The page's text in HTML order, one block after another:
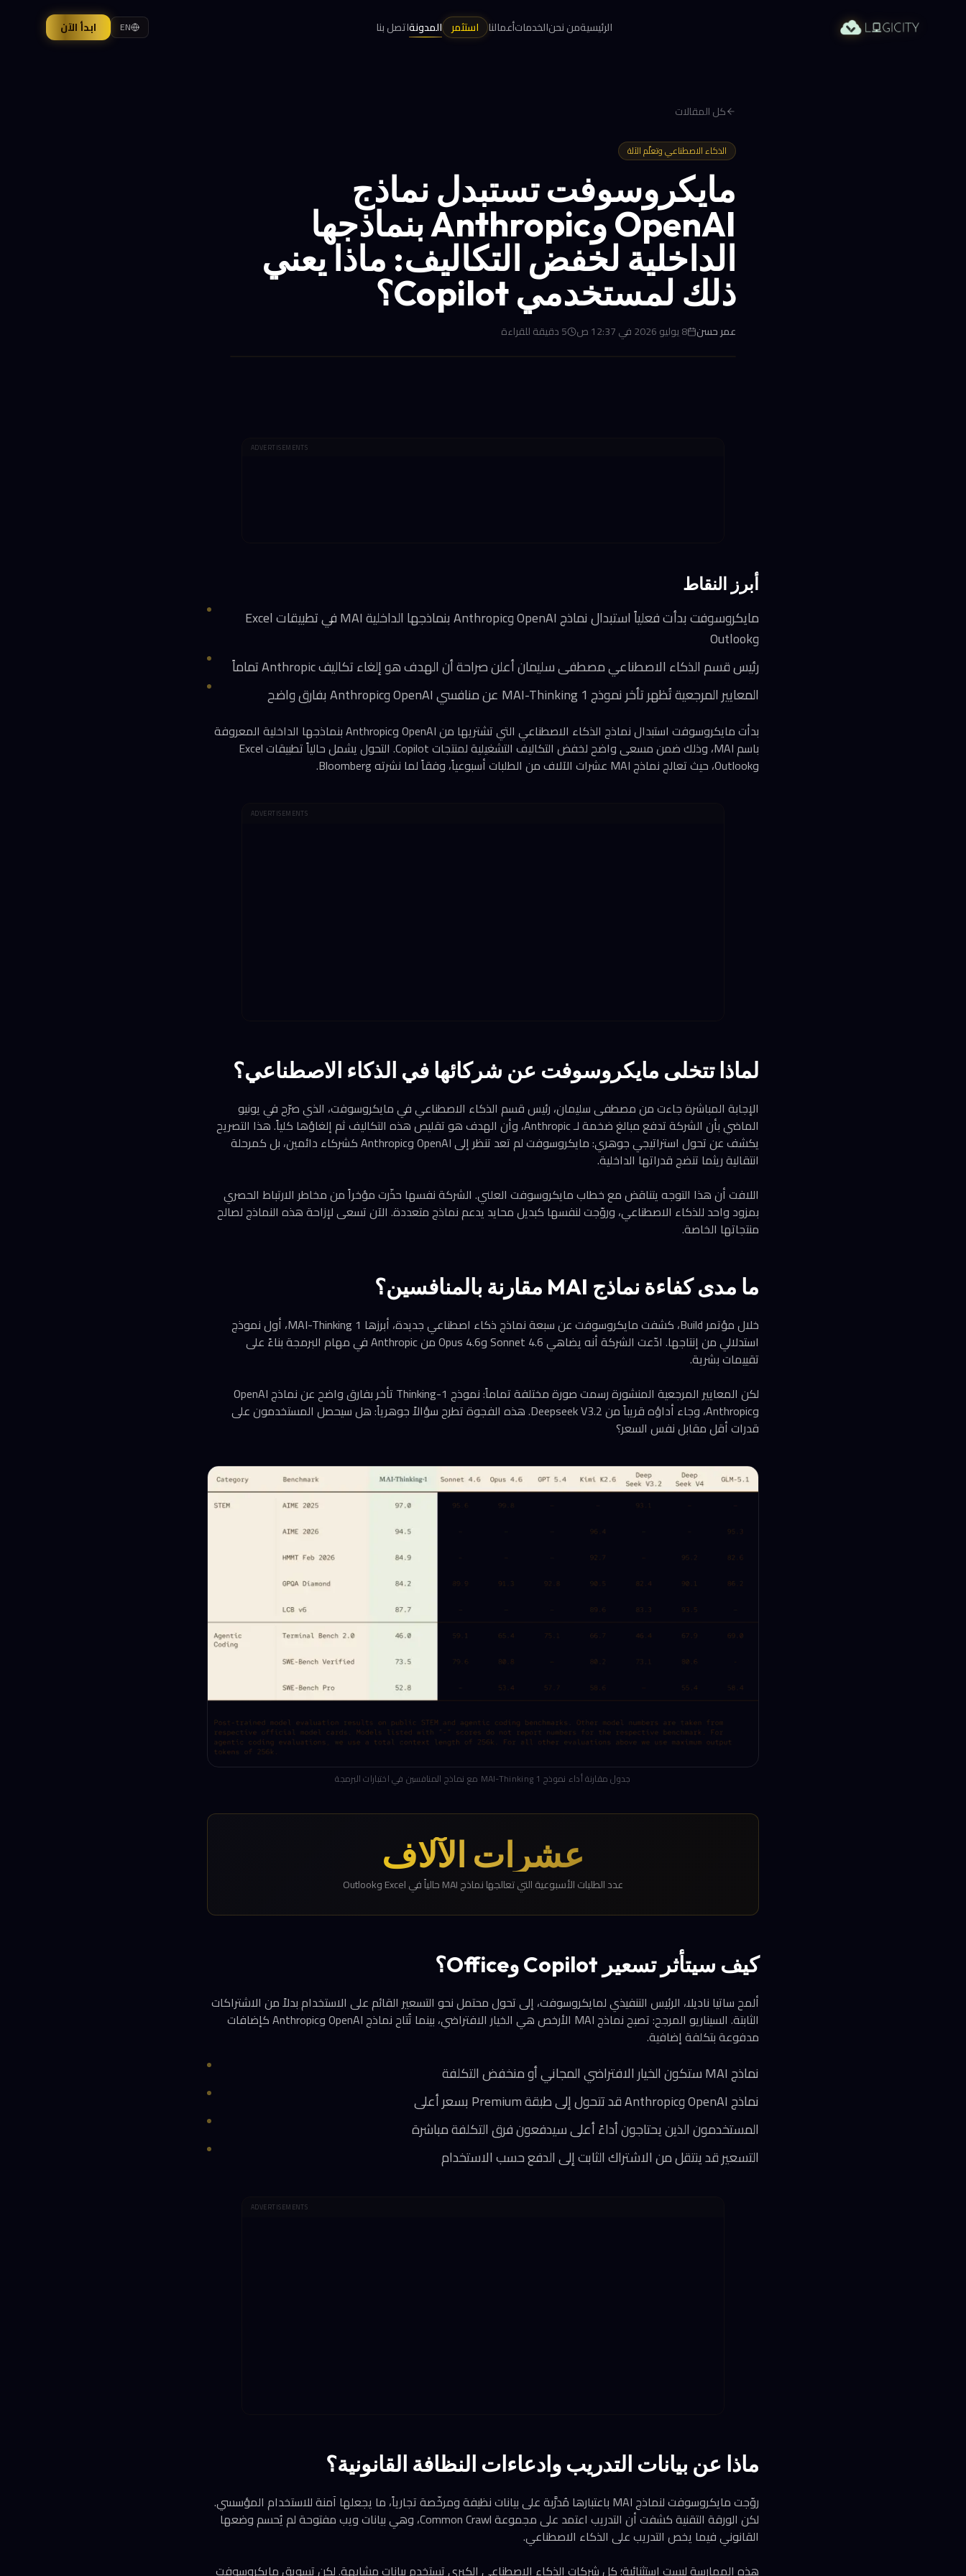
الرئيسيةمن نحنالخدماتأعمالنا استثمر المدونةاتصل بنا EN ابدأ الآن
كل المقالات
الذكاء الاصطناعي وتعلّم الآلة
مايكروسوفت تستبدل نماذج
OpenAI وAnthropic بنماذجها
الداخلية لخفض التكاليف: ماذا يعني
ذلك لمستخدمي Copilot؟
عمر حسن 8 يوليو 2026 في 12:37 ص 5دقيقة للقراءة
ADVERTISEMENTS
أبرز النقاط
مايكروسوفت بدأت فعلياً استبدال نماذج OpenAI وAnthropic بنماذجها الداخلية MAI في تطبيقات Excel
وOutlook
رئيس قسم الذكاء الاصطناعي مصطفى سليمان أعلن صراحة أن الهدف هو إلغاء تكاليف Anthropic تماماً
المعايير المرجعية تُظهر تأخر نموذج MAI-Thinking 1 عن منافسي OpenAI وAnthropic بفارق واضح
بدأت مايكروسوفت استبدال نماذج الذكاء الاصطناعي التي تشتريها من OpenAI وAnthropic بنماذجها الداخلية المعروفة
باسم MAI، وذلك ضمن مسعى واضح لخفض التكاليف التشغيلية لمنتجات Copilot. التحول يشمل حالياً تطبيقات Excel
وOutlook، حيث تعالج نماذج MAI عشرات الآلاف من الطلبات أسبوعياً، وفقاً لما نشرته Bloomberg.
ADVERTISEMENTS
لماذا تتخلى مايكروسوفت عن شركائها في الذكاء الاصطناعي؟
الإجابة المباشرة جاءت من مصطفى سليمان، رئيس قسم الذكاء الاصطناعي في مايكروسوفت، الذي صرّح في يونيو
الماضي بأن الشركة تدفع مبالغ ضخمة لـ Anthropic، وأن الهدف هو تقليص هذه التكاليف ثم إلغاؤها كلياً. هذا التصريح
يكشف عن تحول استراتيجي جوهري: مايكروسوفت لم تعد تنظر إلى OpenAI وAnthropic كشركاء دائمين، بل كمرحلة
انتقالية ريثما تنضج قدراتها الداخلية.
اللافت أن هذا التوجه يتناقض مع خطاب مايكروسوفت العلني. الشركة نفسها حذّرت مؤخراً من مخاطر الارتباط الحصري
بمزود واحد للذكاء الاصطناعي، وروّجت لنفسها كبديل محايد يدعم نماذج متعددة. الآن تسعى لإزاحة هذه النماذج لصالح
منتجاتها الخاصة.
ما مدى كفاءة نماذج MAI مقارنة بالمنافسين؟
خلال مؤتمر Build، كشفت مايكروسوفت عن سبعة نماذج ذكاء اصطناعي جديدة، أبرزها MAI-Thinking 1، أول نموذج
استدلالي من إنتاجها. ادّعت الشركة أنه يضاهي Sonnet 4.6 وOpus 4.6 من Anthropic في مهام البرمجة بناءً على
تقييمات بشرية.
لكن المعايير المرجعية المنشورة رسمت صورة مختلفة تماماً: نموذج Thinking-1 تأخر بفارق واضح عن نماذج OpenAI
وAnthropic، وجاء أداؤه قريباً من Deepseek V3.2. هذه الفجوة تطرح سؤالاً جوهرياً: هل سيحصل المستخدمون على
قدرات أقل مقابل نفس السعر؟
جدول مقارنة أداء نموذج MAI-Thinking 1 مع نماذج المنافسين في اختبارات البرمجة
عشرات الآلاف
عدد الطلبات الأسبوعية التي تعالجها نماذج MAI حالياً في Excel وOutlook
كيف سيتأثر تسعير Copilot وOffice؟
ألمح ساتيا ناديلا، الرئيس التنفيذي لمايكروسوفت، إلى تحول محتمل نحو التسعير القائم على الاستخدام بدلاً من الاشتراكات
الثابتة. السيناريو المرجح: تصبح نماذج MAI الأرخص هي الخيار الافتراضي، بينما تُتاح نماذج OpenAI وAnthropic كإضافات
مدفوعة بتكلفة إضافية.
نماذج MAI ستكون الخيار الافتراضي المجاني أو منخفض التكلفة
نماذج OpenAI وAnthropic قد تتحول إلى طبقة Premium بسعر أعلى
المستخدمون الذين يحتاجون أداءً أعلى سيدفعون فرق التكلفة مباشرة
التسعير قد ينتقل من الاشتراك الثابت إلى الدفع حسب الاستخدام
ADVERTISEMENTS
ماذا عن بيانات التدريب وادعاءات النظافة القانونية؟
روّجت مايكروسوفت لنماذج MAI باعتبارها مُدرَّبة على بيانات نظيفة ومرخّصة تجارياً، ما يجعلها آمنة للاستخدام المؤسسي.
لكن الورقة التقنية كشفت أن التدريب اعتمد على مجموعة Common Crawl، وهي بيانات ويب مفتوحة لم يُحسم وضعها
القانوني فيما يخص التدريب على الذكاء الاصطناعي.
هذه الممارسة ليست استثنائية؛ كل شركات الذكاء الاصطناعي الكبرى تستخدم بيانات مشابهة. لكن تسويق مايكروسوفت